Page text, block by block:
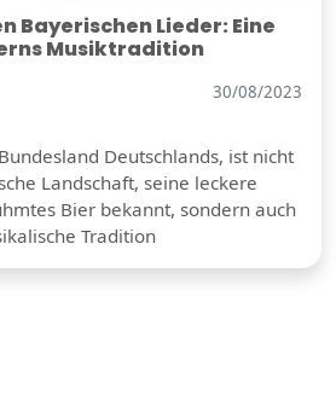
Bayerischen Lieder: Eine
Musiktradition
30/08/2023
Deutschlands, ist nicht
Landschaft, seine leckere
Bier bekannt, sondern auch
Tradition